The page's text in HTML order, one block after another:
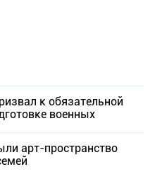
к обязательной
военных
арт-пространство